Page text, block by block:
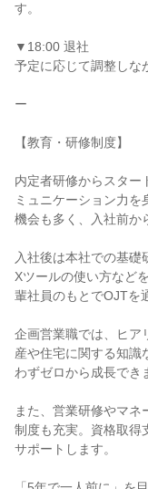
す。
▼18:00 退社
予定に応じて調整しな
ー
【教育・研修制度】
内定者研修からスター
ミュニケーション力を
機会も多く、入社前か
入社後は本社での基
Xツールの使い方など
輩社員のもとでOJTを
企画営業職では、ヒア
産や住宅に関する知識
わずゼロから成長でき
また、営業研修やマ
制度も充実。資格取得
サポートします。